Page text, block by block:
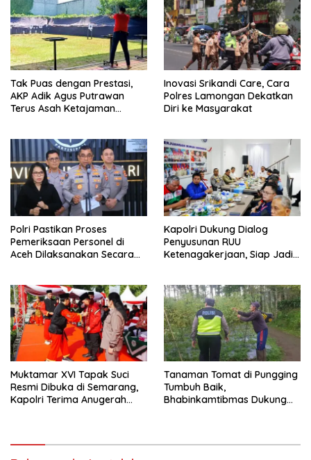
Tak Puas dengan Prestasi,
AKP Adik Agus Putrawan
Terus Asah Ketajaman
Inovasi Srikandi Care, Cara
Polres Lamongan Dekatkan
Diri ke Masyarakat
Polri Pastikan Proses
Pemeriksaan Personel di
Aceh Dilaksanakan Secara
Kapolri Dukung Dialog
Penyusunan RUU
Ketenagakerjaan, Siap Jadi
Muktamar XVI Tapak Suci
Resmi Dibuka di Semarang,
Kapolri Terima Anugerah
Tanaman Tomat di Pungging
Tumbuh Baik,
Bhabinkamtibmas Dukung